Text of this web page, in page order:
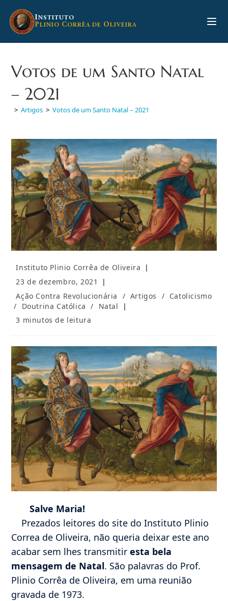
para
INSTITUTO
PLINIO CORRÊA DE OLIVEIRA
Votos de um Santo Natal
– 2021
> Artigos > Votos de um Santo Natal – 2021
Autor
post:
Instituto Plinio Corrêa de Oliveira
Post
23 de dezembro, 2021
Categoria
do
Ação Contra Revolucionária / Artigos / Catolicismo
/
Doutrina Católica /
Natal
Tempo
3 minutos de leitura
Salve Maria!
Prezados leitores do site do Instituto Plinio
Correa de Oliveira, não queria deixar este ano
acabar sem lhes transmitiresta bela
mensagem de Natal. São palavras do Prof.
Plinio Corrêa de Oliveira, em uma reunião
gravada de 1973.